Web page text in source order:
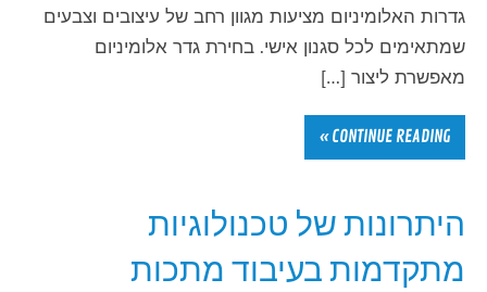
גדרות האלומיניום מציעות מגוון רחב של עיצובים וצבעים
שמתאימים לכל סגנון אישי. בחירת גדר אלומיניום
מאפשרת ליצור […]
CONTINUE READING »
היתרונות של טכנולוגיות
מתקדמות בעיבוד מתכות